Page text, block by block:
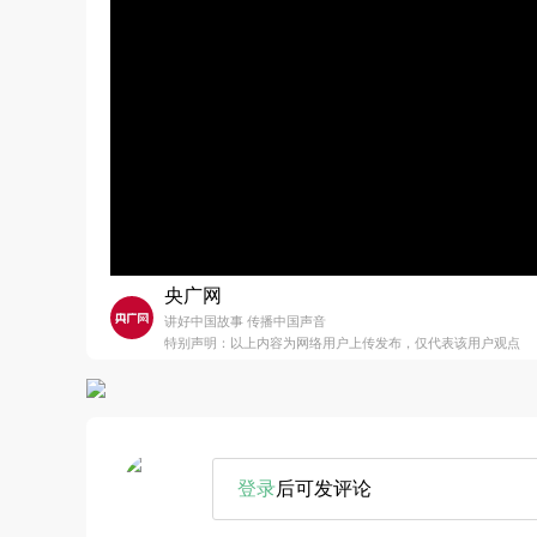
央广网
讲好中国故事 传播中国声音
特别声明：以上内容为网络用户上传发布，仅代表该用户观点
登录后可发评论